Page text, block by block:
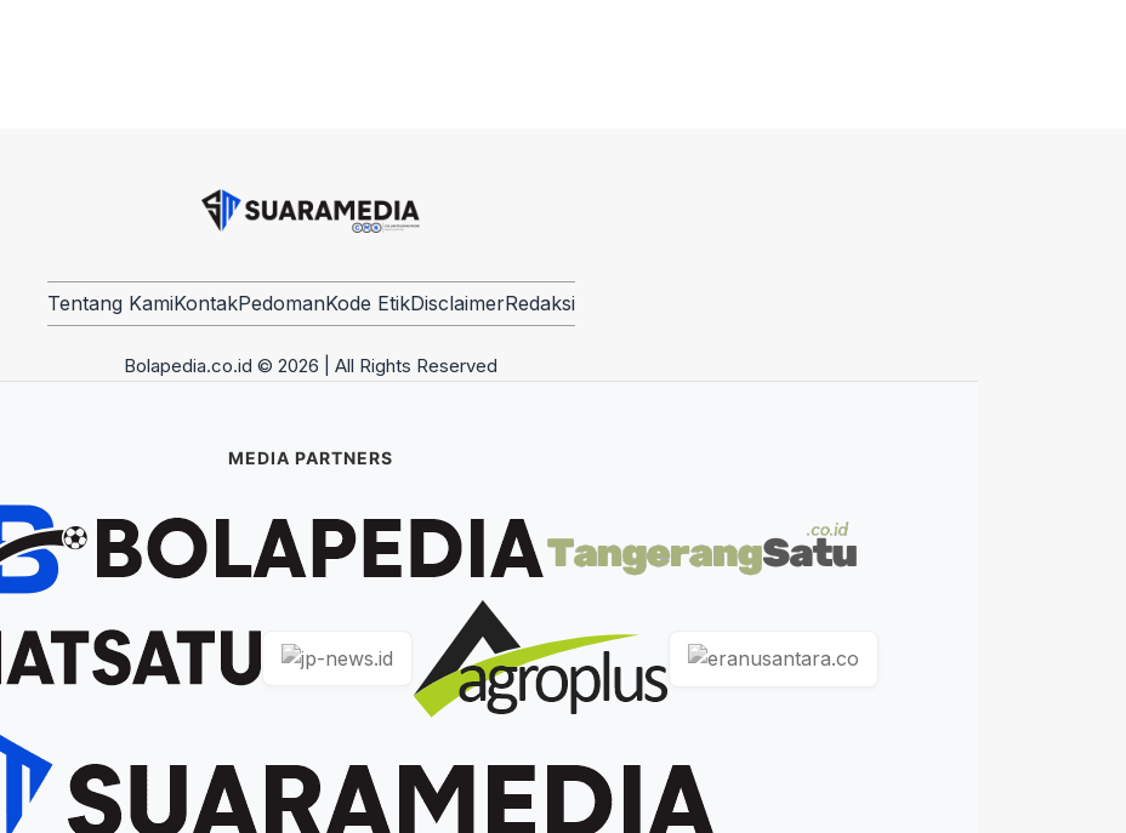
Tentang KamiKontakPedomanKode EtikDisclaimerRedaksi
Bolapedia.co.id © 2026 | All Rights Reserved
MEDIA PARTNERS